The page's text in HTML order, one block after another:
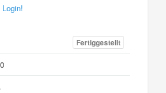
Login!
Fertiggestellt